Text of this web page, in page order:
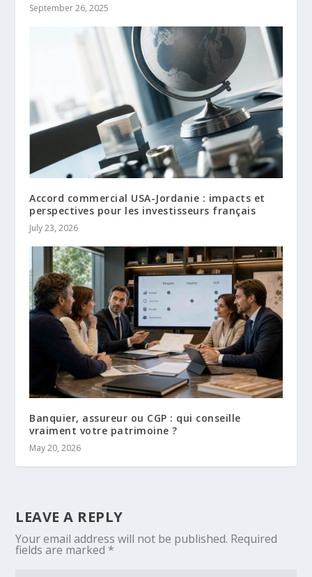
September 26, 2025
Accord commercial USA-Jordanie : impacts et
perspectives pour les investisseurs français
July 23, 2026
Banquier, assureur ou CGP : qui conseille
vraiment votre patrimoine ?
May 20, 2026
LEAVE A REPLY
Your email address will not be published. Required
fields are marked *